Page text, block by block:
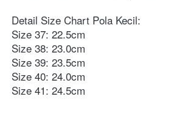
Detail Size Chart Pola Kecil:
Size 37: 22.5cm
Size 38: 23.0cm
Size 39: 23.5cm
Size 40: 24.0cm
Size 41: 24.5cm